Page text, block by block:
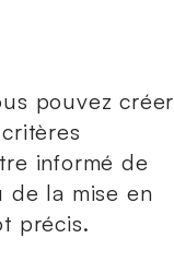
pouvez créer
informé de
de la mise en
précis.